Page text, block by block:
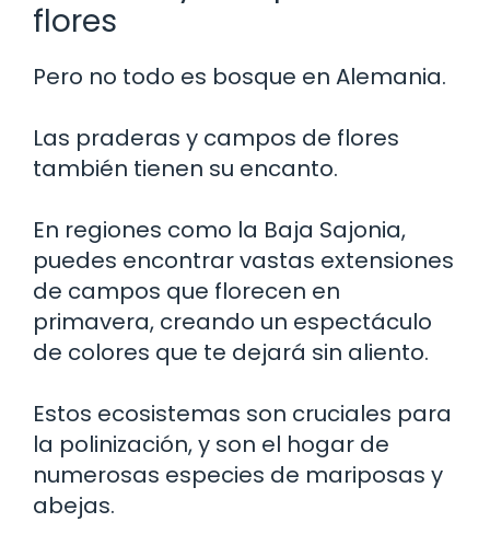
flores
Pero no todo es bosque en Alemania.
Las praderas y campos de flores
también tienen su encanto.
En regiones como la Baja Sajonia,
puedes encontrar vastas extensiones
de campos que florecen en
primavera, creando un espectáculo
de colores que te dejará sin aliento.
Estos ecosistemas son cruciales para
la polinización, y son el hogar de
numerosas especies de mariposas y
abejas.